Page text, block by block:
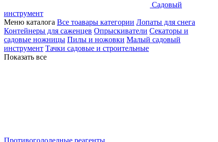
Садовый
инструмент
Меню каталога Все тоавары категории Лопаты для снега
Контейнеры для саженцев Опрыскиватели Секаторы и
садовые ножницы Пилы и ножовки Малый садовый
инструмент Тачки садовые и строительные
Показать все
Противогололедные реагенты